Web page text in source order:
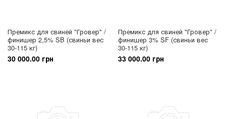
Премикс для свиней "Гровер" /
финишер 2,5% SB (свиньи вес
30-115 кг)
30 000.00 грн
Премикс для свиней "Гровер" /
финишер 3% SF (свиньи вес
30-115 кг)
33 000.00 грн